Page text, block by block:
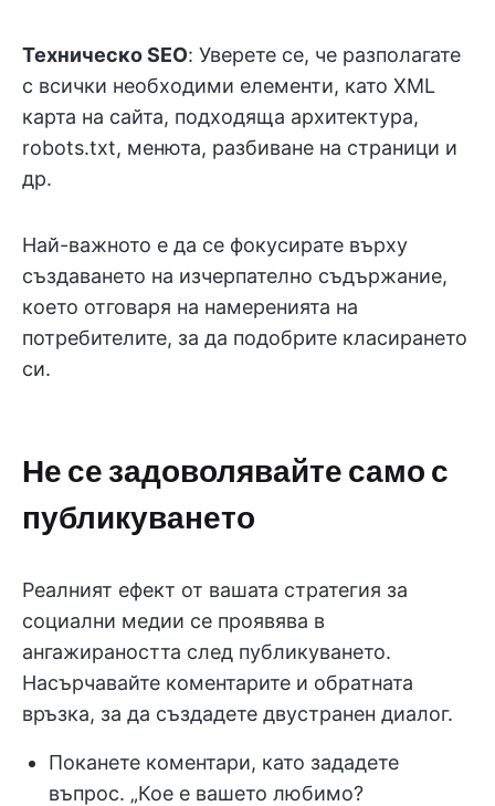
Техническо SEO: Уверете се, че разполагате
с всички необходими елементи, като XML
карта на сайта, подходяща архитектура,
robots.txt, менюта, разбиване на страници и
др.
Най-важното е да се фокусирате върху
създаването на изчерпателно съдържание,
което отговаря на намеренията на
потребителите, за да подобрите класирането
си.
Не се задоволявайте само с
публикуването
Реалният ефект от вашата стратегия за
социални медии се проявява в
ангажираността след публикуването.
Насърчавайте коментарите и обратната
връзка, за да създадете двустранен диалог.
Поканете коментари, като зададете
въпрос. „Кое е вашето любимо?